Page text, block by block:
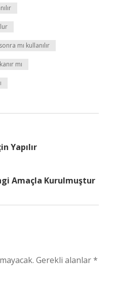
mı kullanılır
mı
Yapılır
Amaçla Kurulmuştur
Gerekli alanlar*